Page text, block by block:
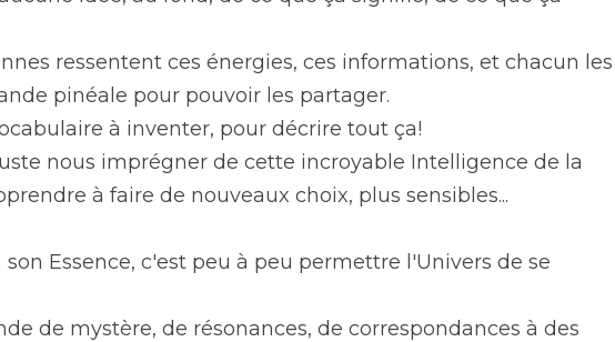
ressentent ces énergies, ces informations, et chacun les
pinéale pour pouvoir les partager.
à inventer, pour décrire tout ça!
nous imprégner de cette incroyable Intelligence de la
à faire de nouveaux choix, plus sensibles...
Essence, c'est peu à peu permettre l'Univers de se
de mystère, de résonances, de correspondances à des